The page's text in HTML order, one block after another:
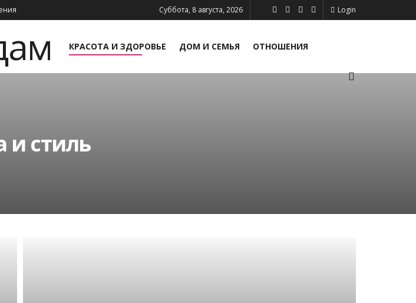
Суббота, 8 августа, 2026 Login
ПСИХОЛОГИЯ И ЛИЧНОСТЬ
КРАСОТА И ЗДОРОВЬЕ ДОМ И СЕМЬЯ ОТНОШЕНИЯ
и стиль